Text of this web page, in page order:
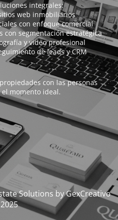
integrales:
web inmobiliarios
con enfoque comercial
con segmentación estratégica
y video profesional
de leads y CRM
con las personas
momento ideal.
Solutions by GexCreativo
2025